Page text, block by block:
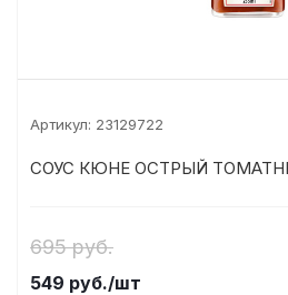
Артикул: 23129722
СОУС КЮНЕ ОСТРЫЙ
695 руб.
549 руб./шт